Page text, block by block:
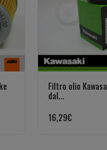
Filtro olio
dal...
16,29€